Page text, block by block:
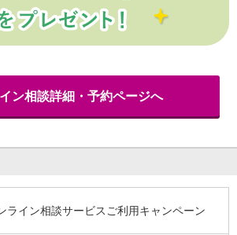
ン相談詳細・予約ページへ
ライン相談サービスご利用キャンペーン